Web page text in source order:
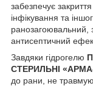
забезпечує
інфікування та
ранозагоювальний,
антисептичний
Завдяки гідрогелю
СТЕРИЛЬНІ
до рани, не